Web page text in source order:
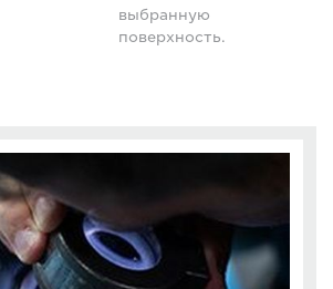
выбранную
поверхность.